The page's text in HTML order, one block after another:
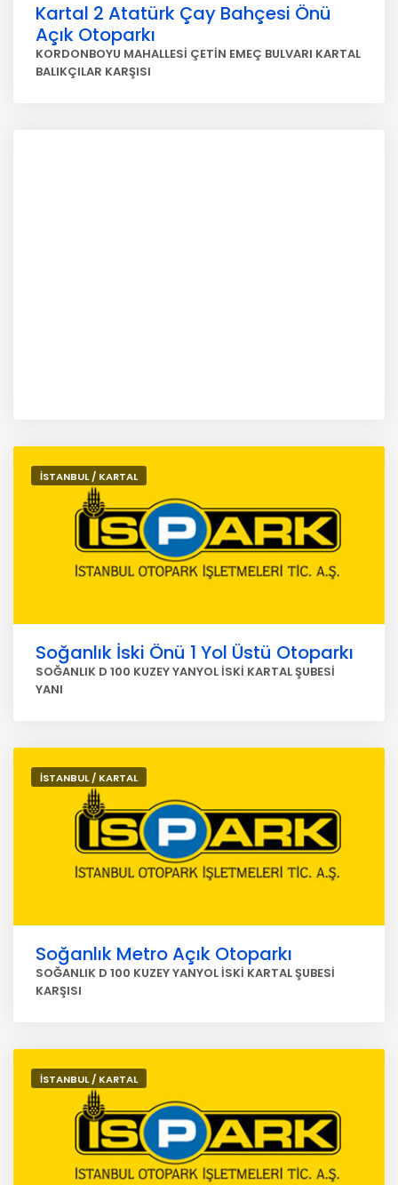
Kartal 2 Atatürk Çay Bahçesi Önü
Açık Otoparkı
KORDONBOYU MAHALLESİ ÇETİN EMEÇ BULVARI KARTAL
BALIKÇILAR KARŞISI
İSTANBUL / KARTAL
Soğanlık İski Önü 1 Yol Üstü Otoparkı
SOĞANLIK D 100 KUZEY YANYOL İSKİ KARTAL ŞUBESİ
YANI
İSTANBUL / KARTAL
Soğanlık Metro Açık Otoparkı
SOĞANLIK D 100 KUZEY YANYOL İSKİ KARTAL ŞUBESİ
KARŞISI
İSTANBUL / KARTAL